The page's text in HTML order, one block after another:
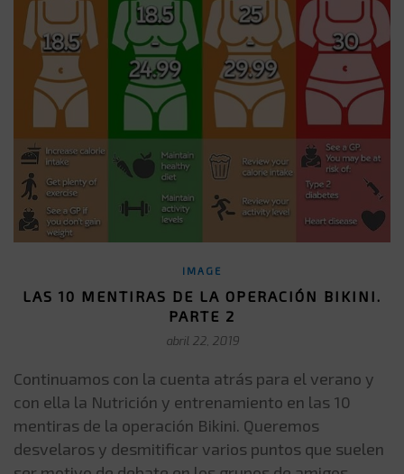
IMAGE
LAS 10 MENTIRAS DE LA OPERACIÓN BIKINI.
PARTE 2
abril 22, 2019
Continuamos con la cuenta atrás para el verano y
con ella la Nutrición y entrenamiento en las 10
mentiras de la operación Bikini. Queremos
desvelaros y desmitificar varios puntos que suelen